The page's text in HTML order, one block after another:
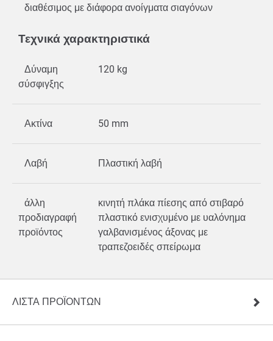
διαθέσιμος με διάφορα ανοίγματα σιαγόνων
Τεχνικά χαρακτηριστικά
Δύναμη
σύσφιγξης
120 kg
Ακτίνα 50 mm
Λαβή Πλαστική λαβή
άλλη
προδιαγραφή
προϊόντος
κινητή πλάκα πίεσης από στιβαρό
πλαστικό ενισχυμένο με υαλόνημα
γαλβανισμένος άξονας με
τραπεζοειδές σπείρωμα
ΛΊΣΤΑ ΠΡΟΪΌΝΤΩΝ